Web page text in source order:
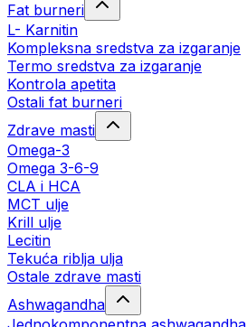
Fat burneri
L- Karnitin
Kompleksna sredstva za izgaranje
Termo sredstva za izgaranje
Kontrola apetita
Ostali fat burneri
Zdrave masti
Omega-3
Omega 3-6-9
CLA i HCA
MCT ulje
Krill ulje
Lecitin
Tekuća riblja ulja
Ostale zdrave masti
Ashwagandha